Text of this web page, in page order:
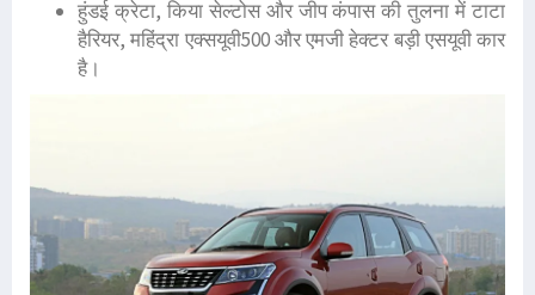
हुंडई क्रेटा, किया सेल्टोस और जीप कंपास की तुलना में टाटा
हैरियर, महिंद्रा एक्सयूवी500 और एमजी हेक्टर बड़ी एसयूवी कार
है।